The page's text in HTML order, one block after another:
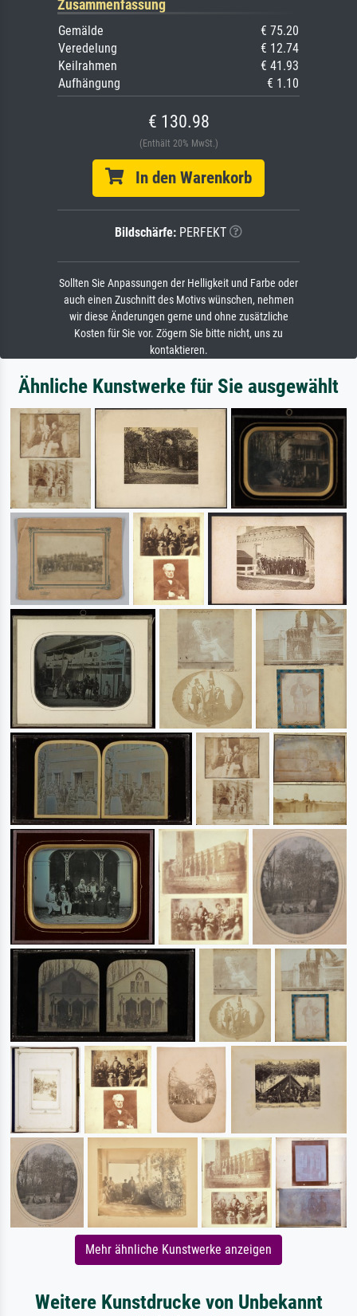
Zusammenfassung
Gemälde
€ 75.20
Veredelung
€ 12.74
Keilrahmen
€ 41.93
Aufhängung
€ 1.10
€ 130.98
(Enthält 20% MwSt.)
In den Warenkorb
Bildschärfe: PERFEKT
Sollten Sie Anpassungen der Helligkeit und Farbe oder
auch einen Zuschnitt des Motivs wünschen, nehmen
wir diese Änderungen gerne und ohne zusätzliche
Kosten für Sie vor. Zögern Sie bitte nicht, uns zu
kontaktieren.
Ähnliche Kunstwerke für Sie ausgewählt
Mehr ähnliche Kunstwerke anzeigen
Weitere Kunstdrucke von Unbekannt